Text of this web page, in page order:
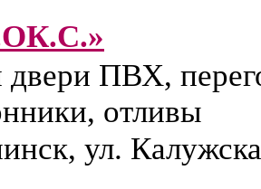
ПВХ,
отливы
ул.